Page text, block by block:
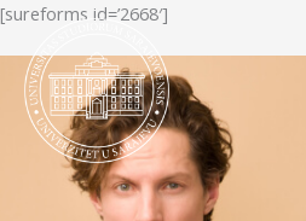
Skip
content
[sureforms id=’2668′]